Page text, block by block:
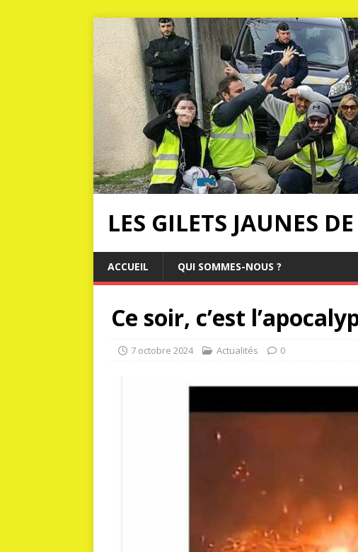
LES GILETS JAUNES
ACCUEIL QUI SOMMES-NOUS ?
Ce soir, c’est
7 octobre 2024 Actualités 0